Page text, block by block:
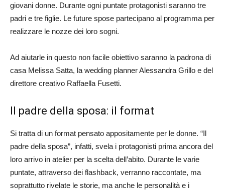
giovani donne. Durante ogni puntate protagonisti saranno tre
padri e tre figlie. Le future spose partecipano al programma per
realizzare le nozze dei loro sogni.
Ad aiutarle in questo non facile obiettivo saranno la padrona di
casa Melissa Satta, la wedding planner Alessandra Grillo e del
direttore creativo Raffaella Fusetti.
Il padre della sposa: il format
Si tratta di un format pensato appositamente per le donne. “Il
padre della sposa”, infatti, svela i protagonisti prima ancora del
loro arrivo in atelier per la scelta dell’abito. Durante le varie
puntate, attraverso dei flashback, verranno raccontate, ma
soprattutto rivelate le storie, ma anche le personalità e i